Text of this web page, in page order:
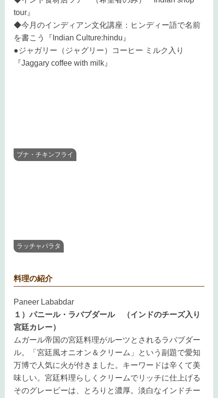
tour』
◆今月のインディアン文化講座：ヒンディー語で名前
を書こう『Indian Culture:hindu』
●ジャガリー（ジャグリー）コーヒー ミルク入り
『Jaggary coffee with milk』
ブナ・チキンフライ
ラッチャパラタ
料理の紹介
Paneer Lababdar
１）パニール・ラバブダール （インドのチーズ入り
宮廷カレー）
ムガール帝国の宮廷料理がルーツとされるラバブダー
ル。「 宮廷風オニオン＆クリーム」という副題で愛知
万博で人気に火が付きました。キーワードは辛くて美
味しい。宮廷料理らしくクリームでリッチに仕上げる
そのグレービーは、とろりと濃厚。淡白なインドチー